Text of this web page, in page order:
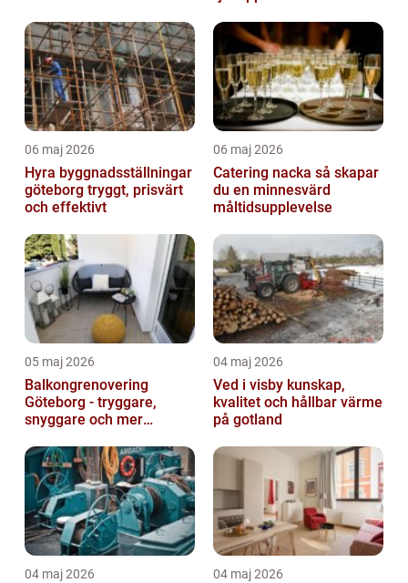
06 maj 2026
Hyra byggnadsställningar
göteborg tryggt, prisvärt
och effektivt
06 maj 2026
Catering nacka så skapar
du en minnesvärd
måltidsupplevelse
05 maj 2026
Balkongrenovering
Göteborg - tryggare,
snyggare och mer
04 maj 2026
Ved i visby kunskap,
kvalitet och hållbar värme
på gotland
04 maj 2026 04 maj 2026